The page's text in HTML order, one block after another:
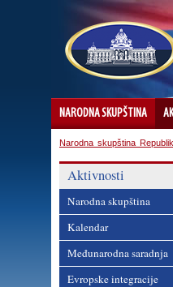
NARODNA SKUPŠTINA
Narodna skupština
Aktivnosti
Narodna skupština
Kalendar
Međunarodna saradnja
Evropske integracije